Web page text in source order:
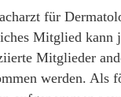
für
Mitglied
Mitglieder
werden. Als